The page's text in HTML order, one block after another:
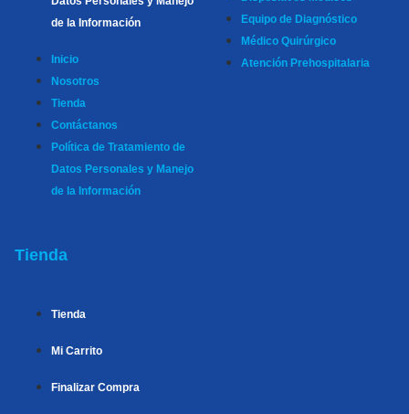
de la Información
Inicio
Nosotros
Tienda
Contáctanos
Política de Tratamiento de
Datos Personales y Manejo
de la Información
Equipo de Diagnóstico
Médico Quirúrgico
Atención Prehospitalaria
Tienda
Tienda
Mi Carrito
Finalizar Compra